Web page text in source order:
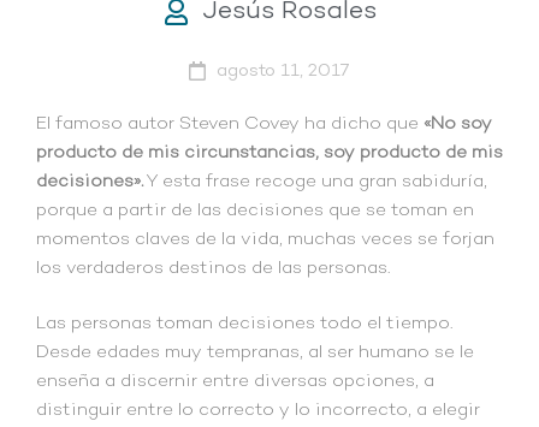
Jesús Rosales
agosto 11, 2017
El famoso autor Steven Covey ha dicho que «No soy
producto de mis circunstancias, soy producto de mis
decisiones».Y esta frase recoge una gran sabiduría,
porque a partir de las decisiones que se toman en
momentos claves de la vida, muchas veces se forjan
los verdaderos destinos de las personas.
Las personas toman decisiones todo el tiempo.
Desde edades muy tempranas, al ser humano se le
enseña a discernir entre diversas opciones, a
distinguir entre lo correcto y lo incorrecto, a elegir